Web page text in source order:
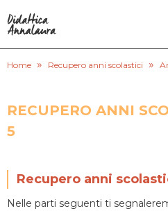
CORSI DI INGLESE
RECUPERO ANNI
SCUOLE SERALI
Home » Recupero anni scolastici »
RECUPERO ANNI
5
Recupero anni
Nelle parti seguenti ti